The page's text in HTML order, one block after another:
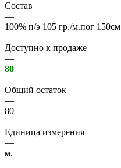
Состав
—
100% п/э 105 гр./м.пог 150см
Доступно к продаже
—
80
Общий остаток
—
80
Единица измерения
—
м.